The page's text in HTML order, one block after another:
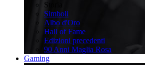
Storia
Simboli
Albo d'Oro
Hall of Fame
Edizioni precedenti
90 Anni Maglia Rosa
Gaming